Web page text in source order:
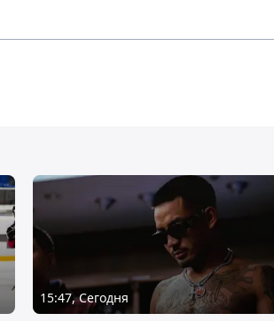
15:47, Сегодня